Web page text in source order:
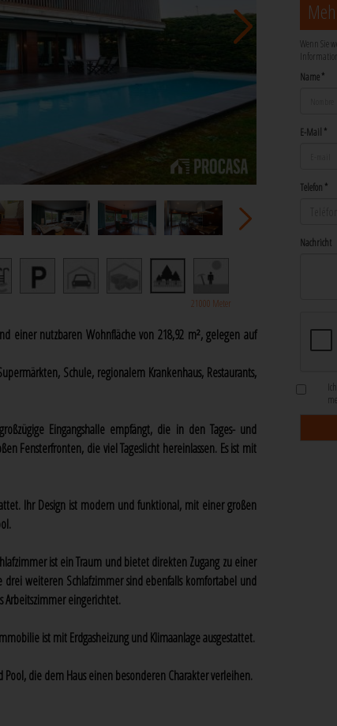
21000 Meter
einer nutzbaren Wohnfläche von 218,92 m², gelegen auf
Schule, regionalem Krankenhaus, Restaurants,
Eingangshalle empfängt, die in den Tages- und
Fensterfronten, die viel Tageslicht hereinlassen. Es ist mit
Ihr Design ist modern und funktional, mit einer großen
ist ein Traum und bietet direkten Zugang zu einer
weiteren Schlafzimmer sind ebenfalls komfortabel und
Arbeitszimmer eingerichtet.
ist mit Erdgasheizung und Klimaanlage ausgestattet.
die dem Haus einen besonderen Charakter verleihen.
Wenn Sie
Name *
E-Mail *
Telefon *
Nachricht